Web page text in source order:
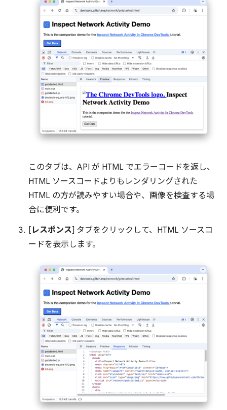
このタブは、API が HTML でエラーコードを返し、
HTML ソースコードよりもレンダリングされた
HTML の方が読みやすい場合や、画像を検査する場
合に便利です。
[ レスポンス] タブをクリックして、HTML ソースコ
ードを表示します。